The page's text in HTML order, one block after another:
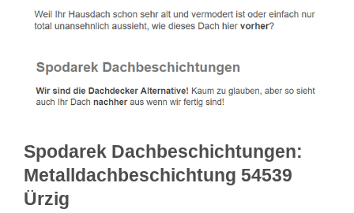
Spodarek Dachbeschichtungen:
Metalldachbeschichtung 54539
Ürzig